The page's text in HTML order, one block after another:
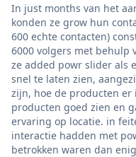
In just months van het
konden ze grow hun
600 echte contacten)
6000 volgers met behulp
ze added powr slider als
snel te laten zien,
zijn, hoe de producten
producten goed zien en
ervaring op locatie. in
interactie hadden met
betrokken waren dan